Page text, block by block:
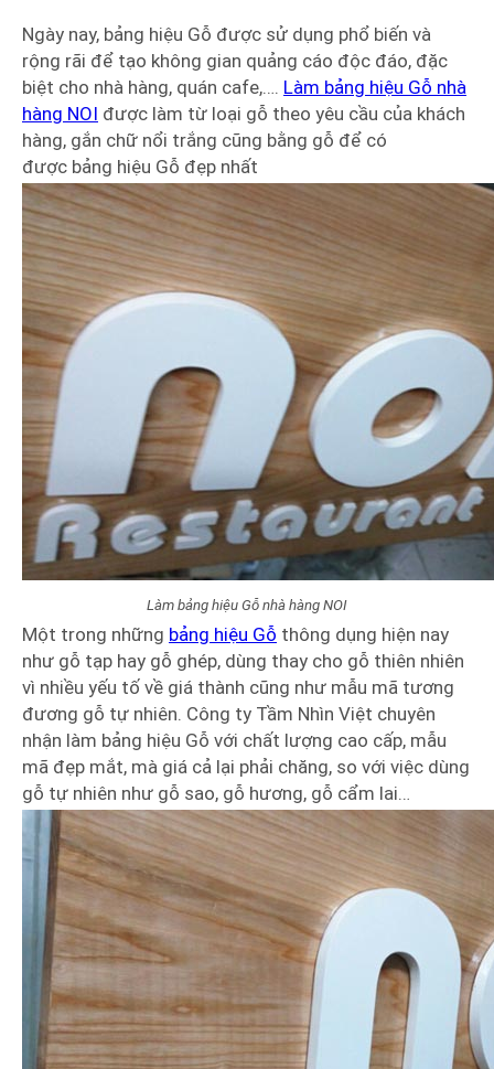
Ngày nay, bảng hiệu Gỗ được sử dụng phổ biến và
rộng rãi để tạo không gian quảng cáo độc đáo, đặc
biệt cho nhà hàng, quán cafe,…. Làm bảng hiệu Gỗ nhà
hàng NOI được làm từ loại gỗ theo yêu cầu của khách
hàng, gắn chữ nổi trắng cũng bằng gỗ để có
được bảng hiệu Gỗ đẹp nhất
Làm bảng hiệu Gỗ nhà hàng NOI
Một trong những bảng hiệu Gỗ thông dụng hiện nay
như gỗ tạp hay gỗ ghép, dùng thay cho gỗ thiên nhiên
vì nhiều yếu tố về giá thành cũng như mẫu mã tương
đương gỗ tự nhiên. Công ty Tầm Nhìn Việt chuyên
nhận làm bảng hiệu Gỗ với chất lượng cao cấp, mẫu
mã đẹp mắt, mà giá cả lại phải chăng, so với việc dùng
gỗ tự nhiên như gỗ sao, gỗ hương, gỗ cẩm lai…